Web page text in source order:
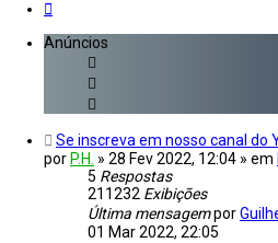
Anúncios
Se inscreva em nosso canal do
por P.H. » 28 Fev 2022, 12:04 » em
5 Respostas
211232 Exibições
Última mensagempor
01 Mar 2022, 22:05